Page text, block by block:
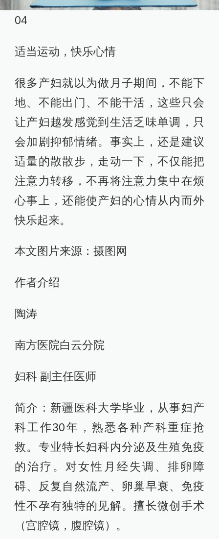
04
适当运动，快乐心情
很多产妇就以为做月子期间，不能下
地、不能出门、不能干活，这些只会
让产妇越发感觉到生活乏味单调，只
会加剧抑郁情绪。事实上，还是建议
适量的散散步，走动一下，不仅能把
注意力转移，不再将注意力集中在烦
心事上，还能使产妇的心情从内而外
快乐起来。
本文图片来源：摄图网
作者介绍
陶涛
南方医院白云分院
妇科 副主任医师
简介：新疆医科大学毕业，从事妇产
科工作30年，熟悉各种产科重症抢
救。专业特长妇科内分泌及生殖免疫
的治疗。对女性月经失调、排卵障
碍、反复自然流产、卵巢早衰、免疫
性不孕有独特的见解。擅长微创手术
（宫腔镜，腹腔镜）。